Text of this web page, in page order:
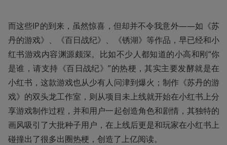
而这些IP的到来，虽然惊喜，但却并不令我意外——如《苏
丹的游戏》、《百日战纪》、《锈湖》等作品，早已经和小
红书游戏内容渊源颇深。比如不少人都知道的小高和刚“你
是谁，请支持《百日战纪》”的热梗，其实主要发酵就是在
小红书，这款游戏也从少有人问津到爆火；制作《苏丹的游
戏》的双头龙工作室，则从项目未上线就开始在小红书上分
享游戏制作过程，并和用户一起创造角色和剧情，其独特的
画风吸引了大批种子用户，在上线后更是和玩家在小红书上
碰撞出了很多出圈热梗，创造了上亿阅读。